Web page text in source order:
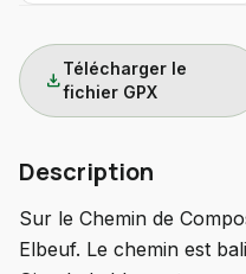
download
Télécharger le
fichier GPX
Description
Sur le Chemin de
Elbeuf. Le chemin est